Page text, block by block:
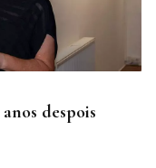
despois